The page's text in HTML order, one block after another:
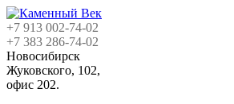
+7 913 002-74-02
+7 383 286-74-02
Новосибирск
Жуковского, 102,
офис 202.